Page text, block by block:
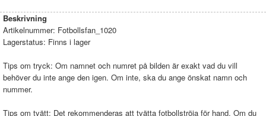
Beskrivning
Artikelnummer: Fotbollsfan_1020
Lagerstatus: Finns i lager
Tips om tryck: Om namnet och numret på bilden är exakt vad du vill
behöver du inte ange den igen. Om inte, ska du ange önskat namn och
nummer.
Tips om tvätt: Det rekommenderas att tvätta fotbollströja för hand. Om du